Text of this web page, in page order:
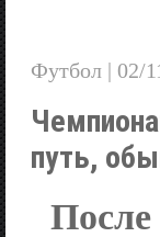
Футбол | 02/
путь,